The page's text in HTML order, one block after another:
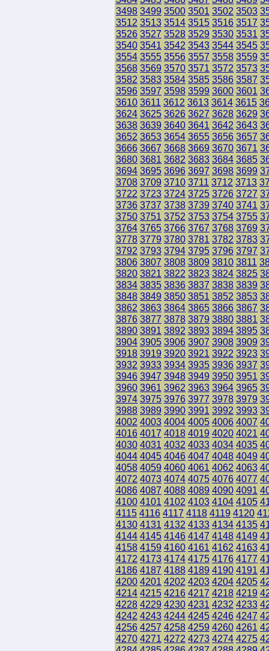
3498 3499 3500 3501 3502 3503
3512 3513 3514 3515 3516 3517
3526 3527 3528 3529 3530 3531
3540 3541 3542 3543 3544 3545
3554 3555 3556 3557 3558 3559
3568 3569 3570 3571 3572 3573
3582 3583 3584 3585 3586 3587
3596 3597 3598 3599 3600 3601
3610 3611 3612 3613 3614 3615
3624 3625 3626 3627 3628 3629
3638 3639 3640 3641 3642 3643
3652 3653 3654 3655 3656 3657
3666 3667 3668 3669 3670 3671
3680 3681 3682 3683 3684 3685
3694 3695 3696 3697 3698 3699
3708 3709 3710 3711 3712 3713
3722 3723 3724 3725 3726 3727
3736 3737 3738 3739 3740 3741
3750 3751 3752 3753 3754 3755
3764 3765 3766 3767 3768 3769
3778 3779 3780 3781 3782 3783
3792 3793 3794 3795 3796 3797
3806 3807 3808 3809 3810 3811
3820 3821 3822 3823 3824 3825
3834 3835 3836 3837 3838 3839
3848 3849 3850 3851 3852 3853
3862 3863 3864 3865 3866 3867
3876 3877 3878 3879 3880 3881
3890 3891 3892 3893 3894 3895
3904 3905 3906 3907 3908 3909
3918 3919 3920 3921 3922 3923
3932 3933 3934 3935 3936 3937
3946 3947 3948 3949 3950 3951
3960 3961 3962 3963 3964 3965
3974 3975 3976 3977 3978 3979
3988 3989 3990 3991 3992 3993
4002 4003 4004 4005 4006 4007
4016 4017 4018 4019 4020 4021
4030 4031 4032 4033 4034 4035
4044 4045 4046 4047 4048 4049
4058 4059 4060 4061 4062 4063
4072 4073 4074 4075 4076 4077
4086 4087 4088 4089 4090 4091
4100 4101 4102 4103 4104 4105
4115 4116 4117 4118 4119 4120
4130 4131 4132 4133 4134 4135
4144 4145 4146 4147 4148 4149
4158 4159 4160 4161 4162 4163
4172 4173 4174 4175 4176 4177
4186 4187 4188 4189 4190 4191
4200 4201 4202 4203 4204 4205
4214 4215 4216 4217 4218 4219
4228 4229 4230 4231 4232 4233
4242 4243 4244 4245 4246 4247
4256 4257 4258 4259 4260 4261
4270 4271 4272 4273 4274 4275